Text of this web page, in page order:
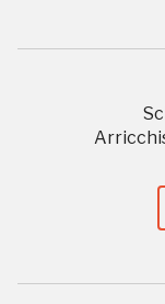
2014, 2016,
Accedi alle